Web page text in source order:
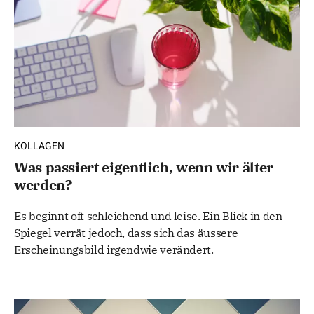
KOLLAGEN
Was passiert eigentlich, wenn wir älter
werden?
Es beginnt oft schleichend und leise. Ein Blick in den
Spiegel verrät jedoch, dass sich das äussere
Erscheinungsbild irgendwie verändert.